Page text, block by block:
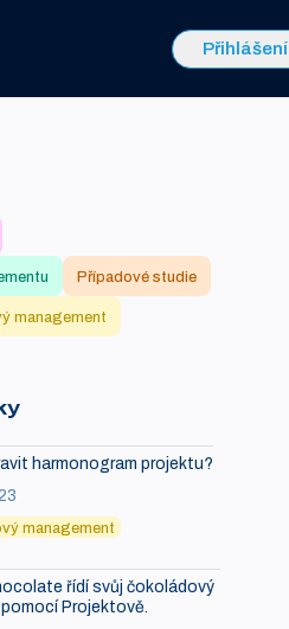
Přihlášení
Případové studie
management
harmonogram projektu?
management
řídí svůj čokoládový
Projektově.